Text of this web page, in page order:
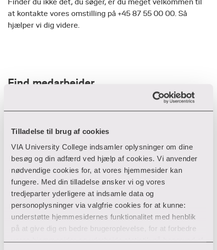
Tilladelse til brug af cookies
VIA University College indsamler oplysninger om dine
besøg og din adfærd ved hjælp af cookies. Vi anvender
nødvendige cookies for, at vores hjemmesider kan
fungere. Med din tilladelse ønsker vi og vores
tredjeparter yderligere at indsamle data og
personoplysninger via valgfrie cookies for at kunne:
understøtte hjemmesidernes funktionalitet med henblik
på at give dig en bedre brugeroplevelse, for at forbedre
vores hjemmesider og udarbejde statistik på baggrund af
Finder du ikke det, du søger, er du meget velkommen til
at kontakte vores omstilling på +45 87 55 00 00. Så
hjælper vi dig videre.
Find medarbejder
Filter
Ryd filtre
Din søgning gav desværre ikke noget resultat
Giv ikke op endnu!